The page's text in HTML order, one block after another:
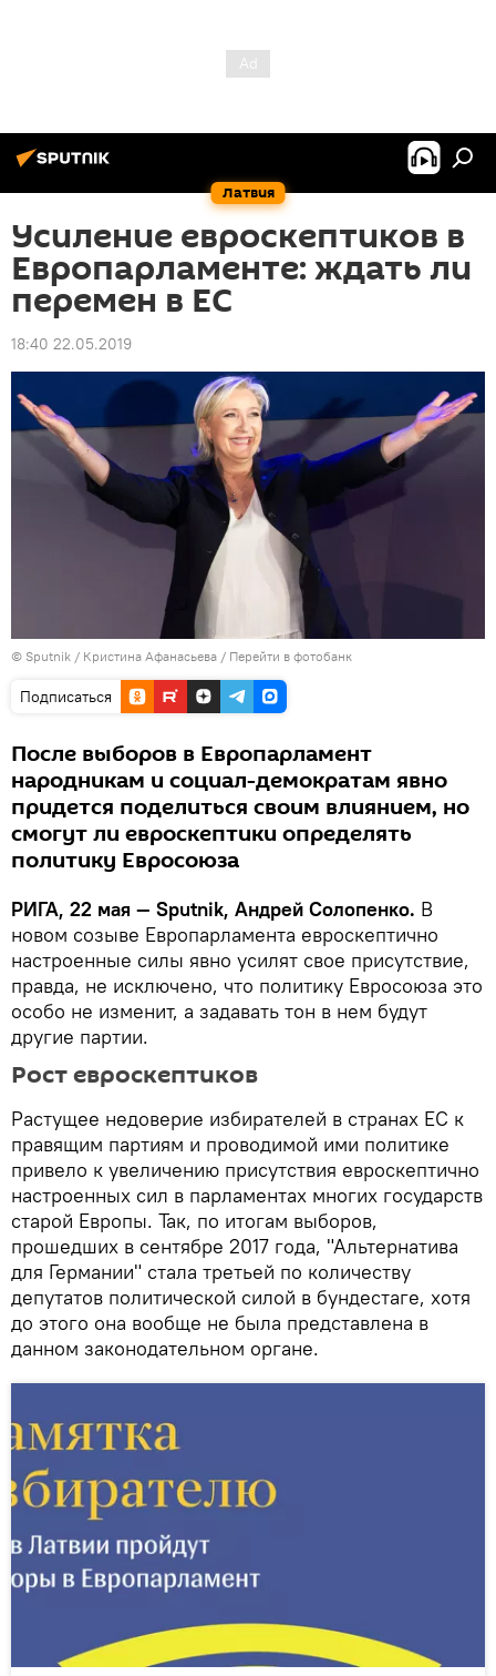
Латвия
Усиление евроскептиков в
Европарламенте: ждать ли
перемен в ЕС
18:40 22.05.2019
© Sputnik / Кристина Афанасьева / Перейти в фотобанк
Подписаться
После выборов в Европарламент
народникам и социал-демократам явно
придется поделиться своим влиянием, но
смогут ли евроскептики определять
политику Евросоюза
РИГА, 22 мая — Sputnik, Андрей Солопенко. В
новом созыве Европарламента евроскептично
настроенные силы явно усилят свое присутствие,
правда, не исключено, что политику Евросоюза это
особо не изменит, а задавать тон в нем будут
другие партии.
Рост евроскептиков
Растущее недоверие избирателей в странах ЕС к
правящим партиям и проводимой ими политике
привело к увеличению присутствия евроскептично
настроенных сил в парламентах многих государств
старой Европы. Так, по итогам выборов,
прошедших в сентябре 2017 года, "Альтернатива
для Германии" стала третьей по количеству
депутатов политической силой в бундестаге, хотя
до этого она вообще не была представлена в
данном законодательном органе.